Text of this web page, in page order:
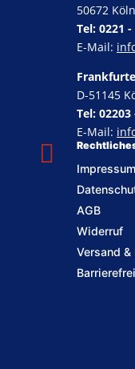

Impressum
AGB
Widerruf
Versand &
50672
Tel: 0221 -
E-Mail:
D-51145
Tel: 02203
E-Mail: